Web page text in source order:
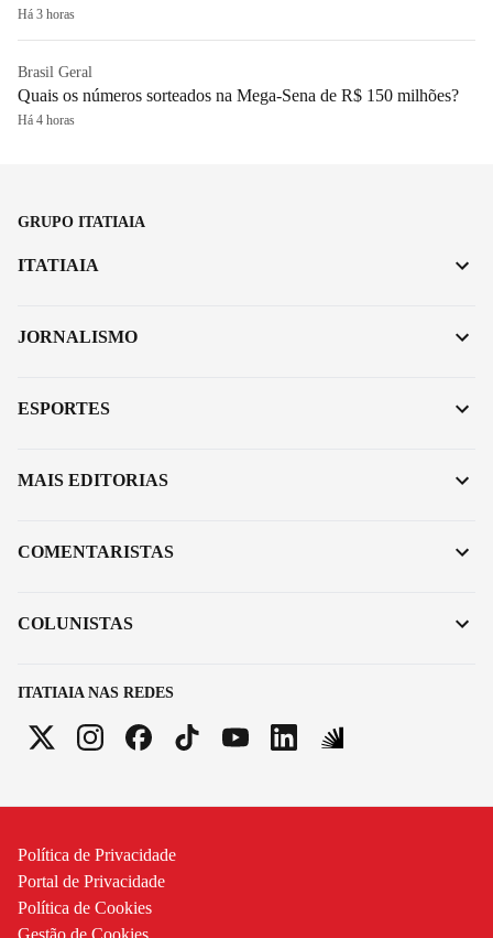
Há 3 horas
Brasil Geral
Quais os números sorteados na Mega-Sena de R$ 150 milhões?
Há 4 horas
GRUPO ITATIAIA
ITATIAIA NAS REDES
ITATIAIA
JORNALISMO
ESPORTES
MAIS EDITORIAS
COMENTARISTAS
COLUNISTAS
Política de Privacidade
Portal de Privacidade
Política de Cookies
Gestão de Cookies